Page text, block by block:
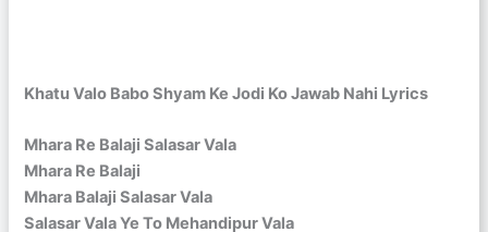
Khatu Valo Babo Shyam Ke Jodi Ko Jawab Nahi Lyrics
Mhara Re Balaji Salasar Vala
Mhara Re Balaji
Mhara Balaji Salasar Vala
Salasar Vala Ye To Mehandipur Vala